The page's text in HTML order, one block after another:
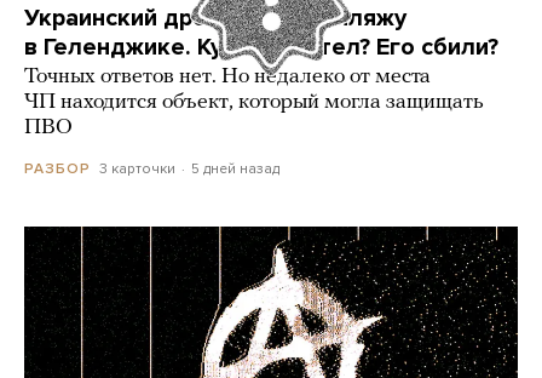
Украинский дрон попал по пляжу
в Геленджике. Куда он летел? Его сбили?
Точных ответов нет. Но недалеко от места
ЧП находится объект, который могла защищать
ПВО
РАЗБОР 3 карточки 5 дней назад